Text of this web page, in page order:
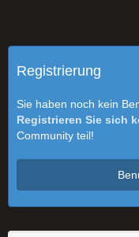
Registrierung
Sie haben noch kein
Registrieren Sie sich
Community teil!